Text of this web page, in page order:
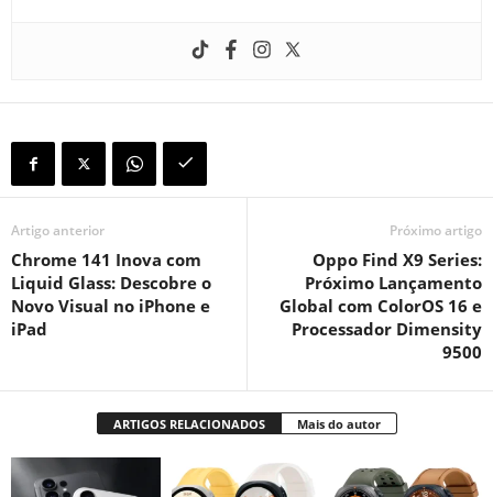
Artigo anterior
Chrome 141 Inova com
Liquid Glass: Descobre o
Novo Visual no iPhone e
iPad
Próximo artigo
Oppo Find X9 Series:
Próximo Lançamento
Global com ColorOS 16 e
Processador Dimensity
9500
ARTIGOS RELACIONADOS Mais do autor